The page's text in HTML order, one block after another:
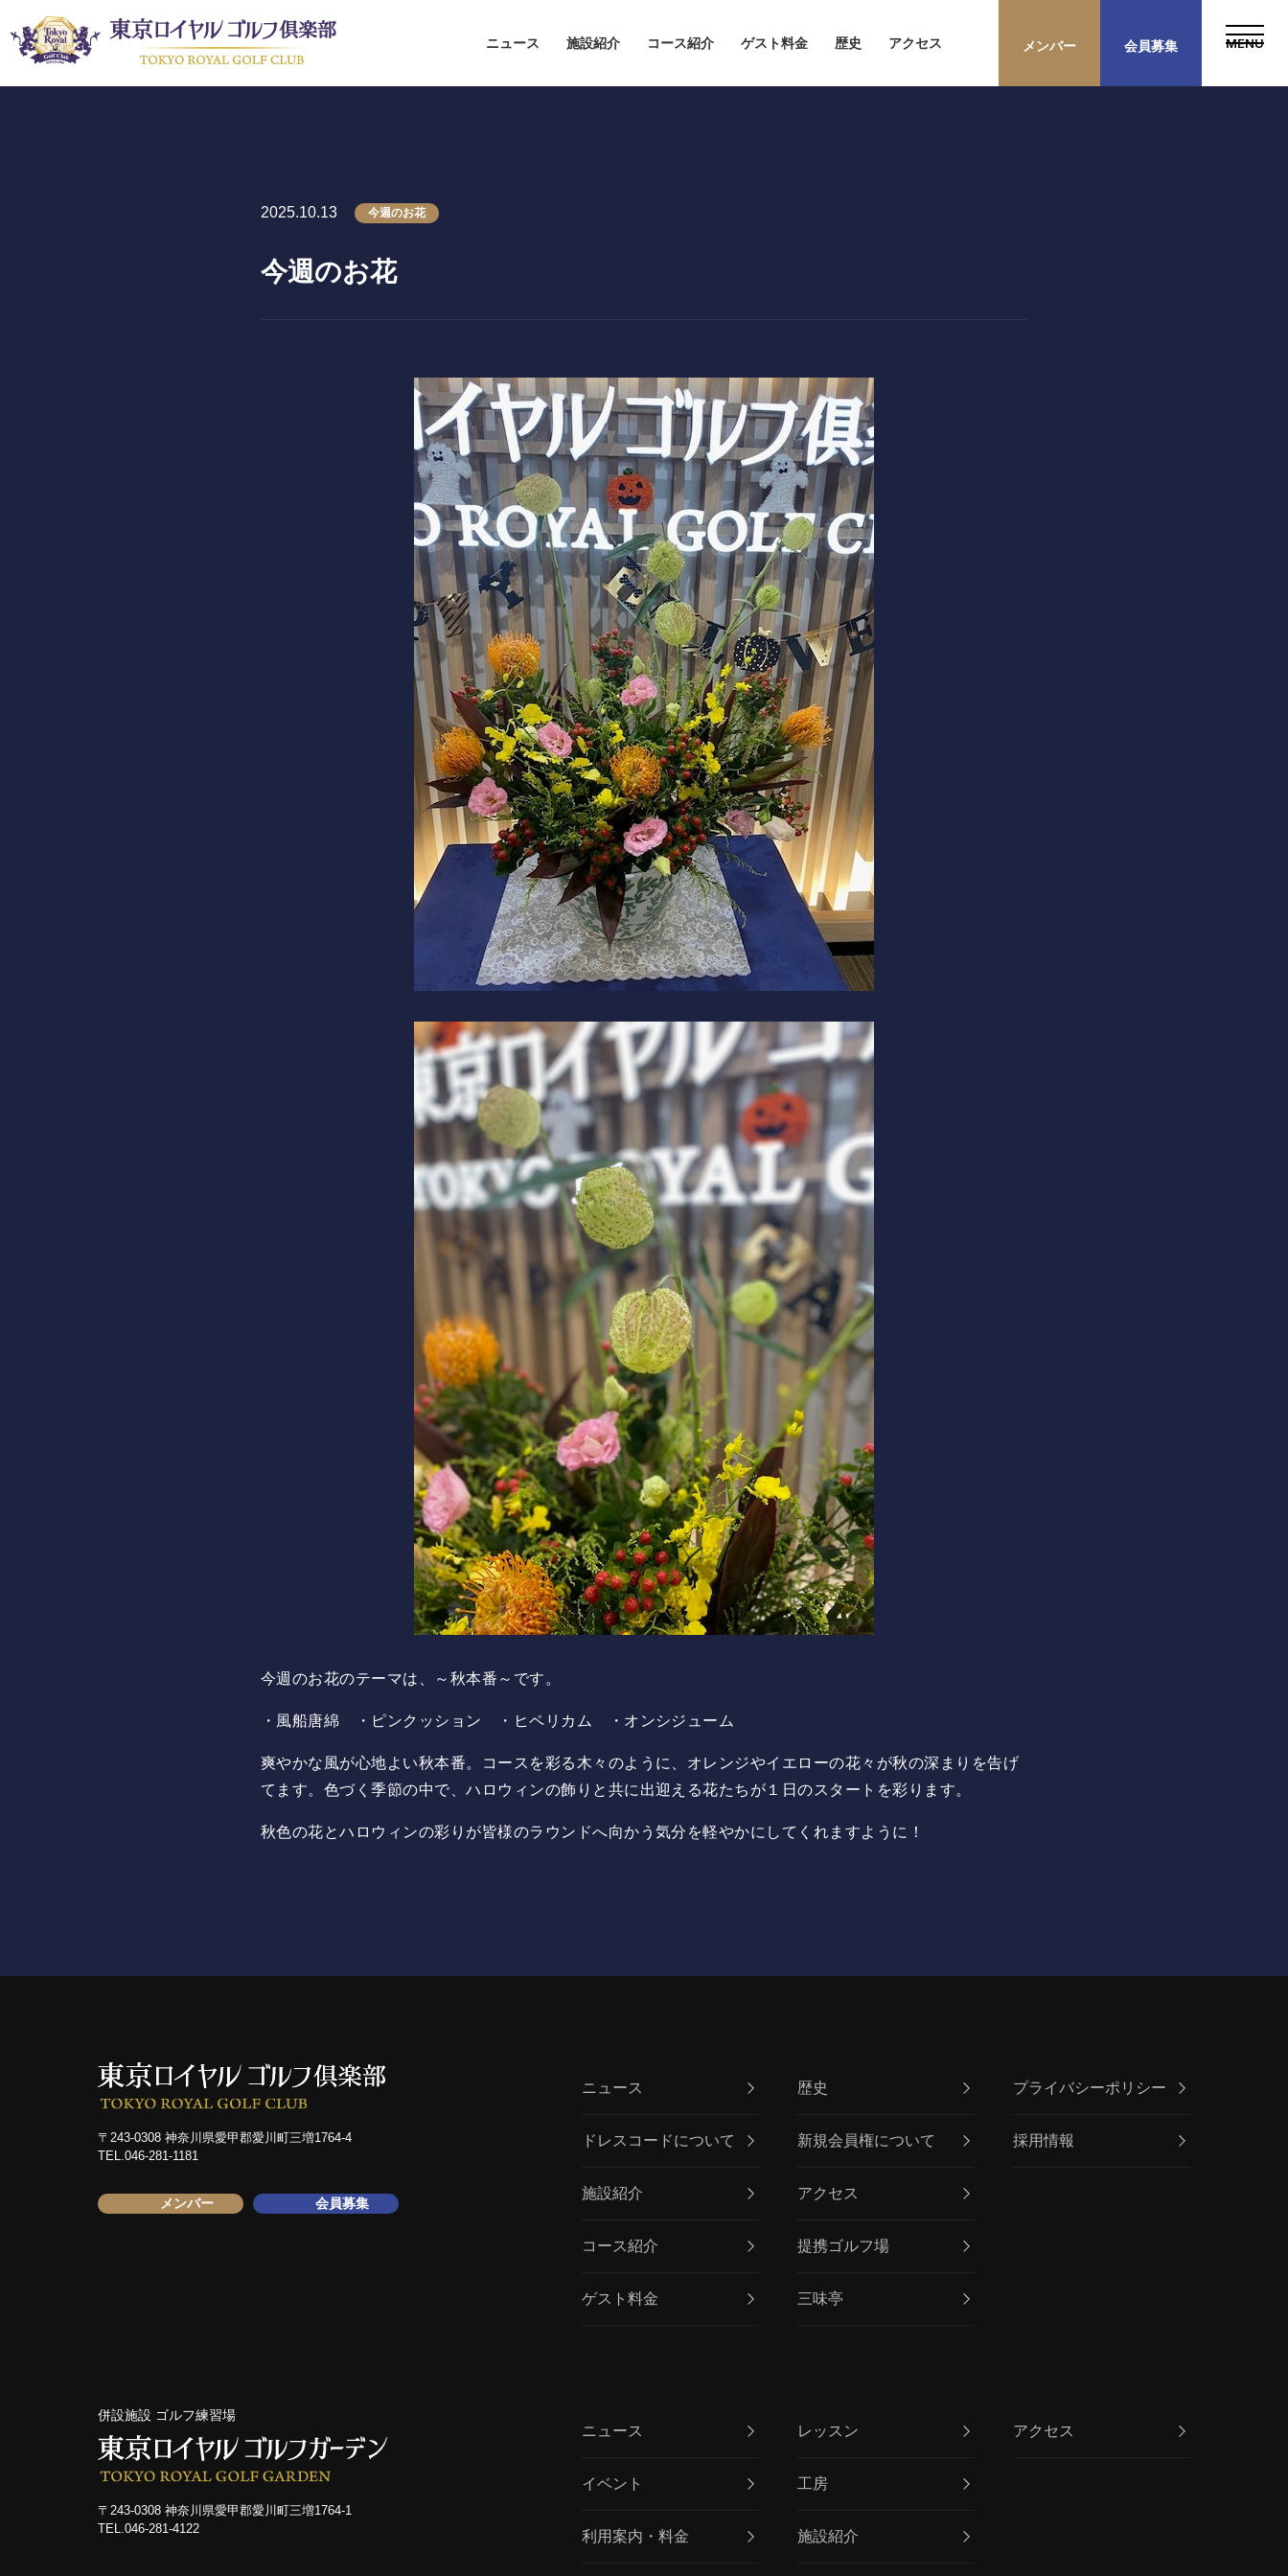
ニュース 施設紹介 コース紹介 ゲスト料金 歴史 アクセス メンバー 会員募集
ゲスト料金 三味亭
ニュース
イベント
利用案内・料金
レッスン
工房
施設紹介
2025.10.13 今週のお花
今週のお花
今週のお花のテーマは、～秋本番～です。
・風船唐綿 ・ピンクッション ・ヒペリカム ・オンシジューム
爽やかな風が心地よい秋本番。コースを彩る木々のように、オレンジやイエローの花々が秋の深まりを告げ
てます。色づく季節の中で、ハロウィンの飾りと共に出迎える花たちが１日のスタートを彩ります。
秋色の花とハロウィンの彩りが皆様のラウンドへ向かう気分を軽やかにしてくれますように！
〒243-0308 神奈川県愛甲郡愛川町三増1764-4
TEL.046-281-1181
メンバー 会員募集
ニュース
ドレスコードについて
施設紹介
コース紹介
ゲスト料金
歴史
新規会員権について
アクセス
提携ゴルフ場
三味亭
プライバシーポリシー
採用情報
併設施設 ゴルフ練習場
〒243-0308 神奈川県愛甲郡愛川町三増1764-1
TEL.046-281-4122
ニュース
イベント
利用案内・料金
レッスン
工房
施設紹介
アクセス